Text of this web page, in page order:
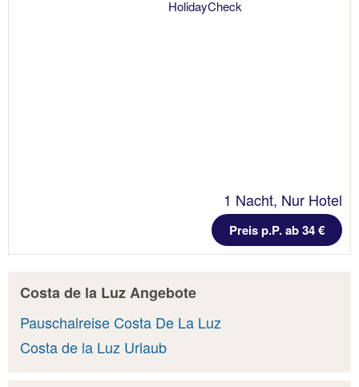
1 Nacht, Nur Hotel
Preis p.P. ab 34 €
Costa de la Luz Angebote
Pauschalreise Costa De La Luz
Costa de la Luz Urlaub